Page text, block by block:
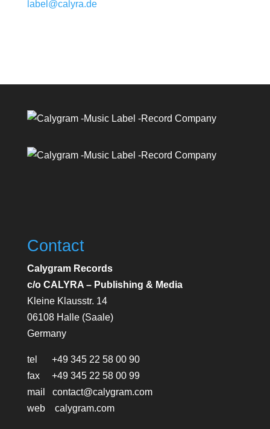
label@calyra.de
Contact
Calygram Records
c/o CALYRA – Publishing & Media
Kleine Klausstr. 14
06108 Halle (Saale)
Germany
tel +49 345 22 58 00 90
fax +49 345 22 58 00 99
mail contact@calygram.com
web calygram.com